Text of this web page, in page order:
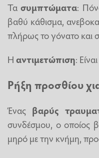
Τασυμπτώματα:
βαθύ κάθισμα,
πλήρως το γόνατο και
Ηαντιμετώπιση:
Ρήξη προσθίου
Ένας βαρύς
συνδέσμου, ο οποίος
μηρό με την κνήμη,